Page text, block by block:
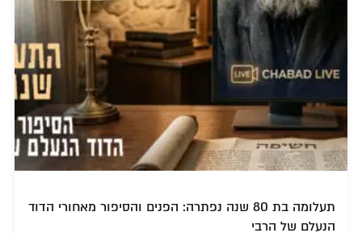
תעלומה בת 80 שנה נפתרה: הפנים והסיפור מאחורי הדוד
הנעלם של הרבי